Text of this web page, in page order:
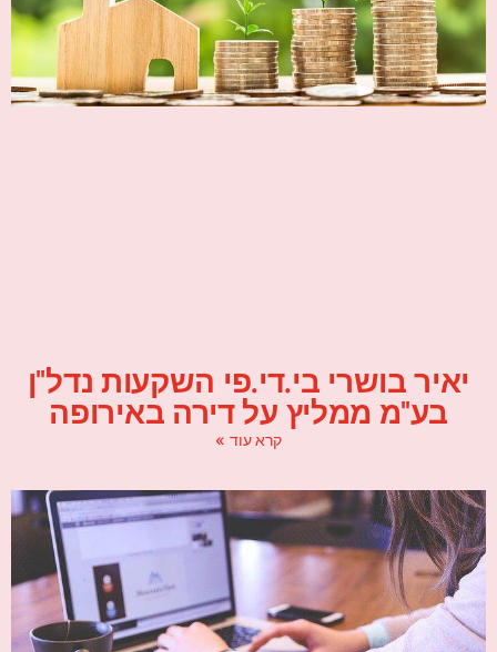
יאיר בושרי בי.די.פי השקעות נדל"ן
בע"מ ממליץ על דירה באירופה
קרא עוד »